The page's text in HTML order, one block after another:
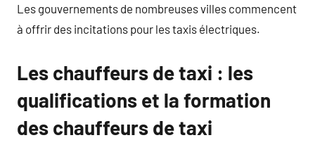
Les gouvernements de nombreuses villes commencent
à offrir des incitations pour les taxis électriques.
Les chauffeurs de taxi : les
qualifications et la formation
des chauffeurs de taxi